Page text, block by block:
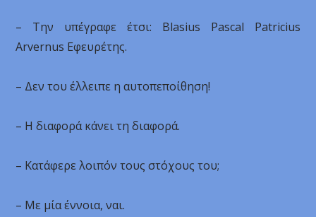
– Την υπέγραφε έτσι: Blasius Pascal Patricius
Arvernus Εφευρέτης.
– Δεν του έλλειπε η αυτοπεποίθηση!
– Η διαφορά κάνει τη διαφορά.
– Κατάφερε λοιπόν τους στόχους του;
– Με μία έννοια, ναι.